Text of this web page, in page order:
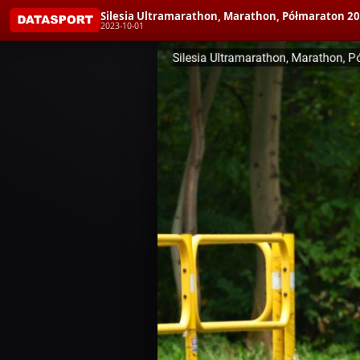
Silesia Ultramarathon, Marathon, Półmaraton
2023-10-01